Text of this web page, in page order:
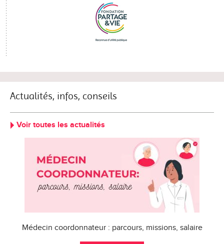
Actualités, infos, conseils
Voir toutes les actualités
Médecin coordonnateur : parcours, missions, salaire